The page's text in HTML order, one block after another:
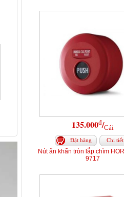
135.000đ/Cái
Đặt hàng Chi tiết
Nút ẩn khẩn tròn lắp chìm
9717